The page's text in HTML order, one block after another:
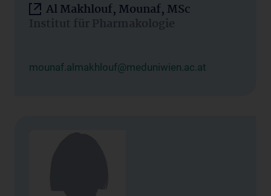
Al Makhlouf, Mounaf, MSc
Institut für Pharmakologie
mounaf.almakhlouf@meduniwien.ac.at